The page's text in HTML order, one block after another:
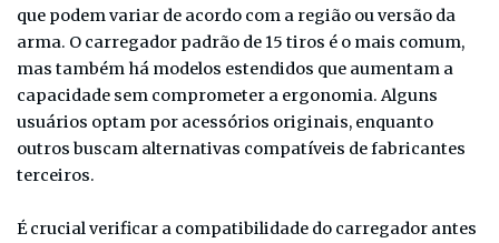
que podem variar de acordo com a região ou versão da
arma. O carregador padrão de 15 tiros é o mais comum,
mas também há modelos estendidos que aumentam a
capacidade sem comprometer a ergonomia. Alguns
usuários optam por acessórios originais, enquanto
outros buscam alternativas compatíveis de fabricantes
terceiros.
É crucial verificar a compatibilidade do carregador antes